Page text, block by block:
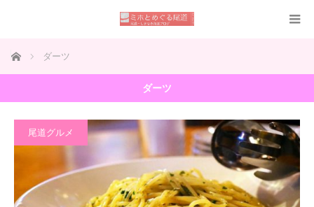
ホーム ダーツ
ダーツ
尾道グルメ